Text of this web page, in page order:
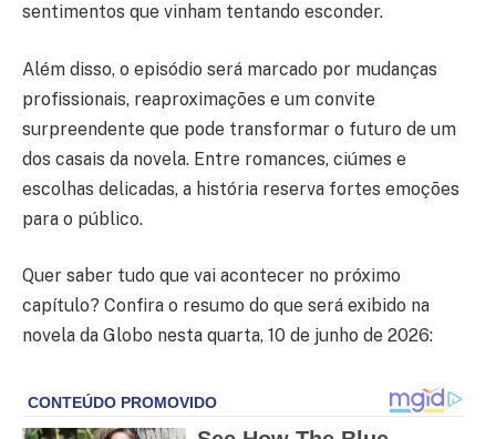
sentimentos que vinham tentando esconder.
Além disso, o episódio será marcado por mudanças
profissionais, reaproximações e um convite
surpreendente que pode transformar o futuro de um
dos casais da novela. Entre romances, ciúmes e
escolhas delicadas, a história reserva fortes emoções
para o público.
Quer saber tudo que vai acontecer no próximo
capítulo? Confira o resumo do que será exibido na
novela da Globo nesta quarta, 10 de junho de 2026: